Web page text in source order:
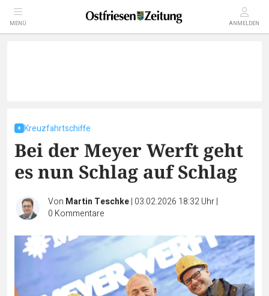
MENÜ ANMELDEN
Kreuzfahrtschiffe
Bei der Meyer Werft geht
es nun Schlag auf Schlag
Von Martin Teschke| 03.02.2026 18:32 Uhr|
0 Kommentare